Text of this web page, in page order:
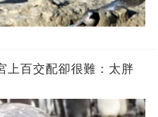
上百交配卻很難：太胖